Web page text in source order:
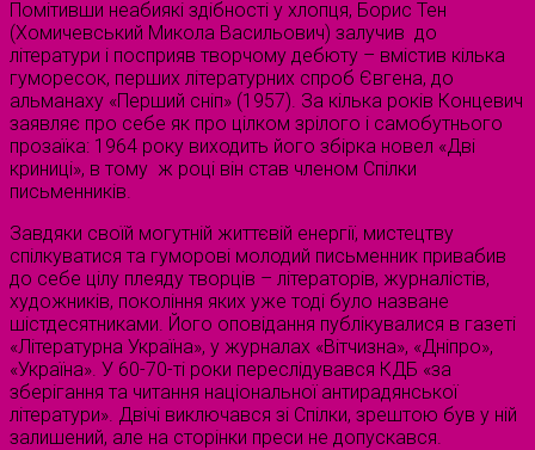
Помітивши неабиякі здібності у хлопця, Борис Тен
(Хомичевський Микола Васильович) залучив до
літератури і посприяв творчому дебюту – вмістив кілька
гуморесок, перших літературних спроб Євгена, до
альманаху «Перший сніп» (1957). За кілька років Концевич
заявляє про себе як про цілком зрілого і самобутнього
прозаїка: 1964 року виходить його збірка новел «Дві
криниці», в тому ж році він став членом Спілки
письменників.
Завдяки своїй могутній життєвій енергії, мистецтву
спілкуватися та гуморові молодий письменник привабив
до себе цілу плеяду творців – літераторів, журналістів,
художників, покоління яких уже тоді було назване
шістдесятниками. Його оповідання публікувалися в газеті
«Літературна Україна», у журналах «Вітчизна», «Дніпро»,
«Україна». У 60-70-ті роки переслідувався КДБ «за
зберігання та читання національної антирадянської
літератури». Двічі виключався зі Спілки, зрештою був у ній
залишений, але на сторінки преси не допускався.